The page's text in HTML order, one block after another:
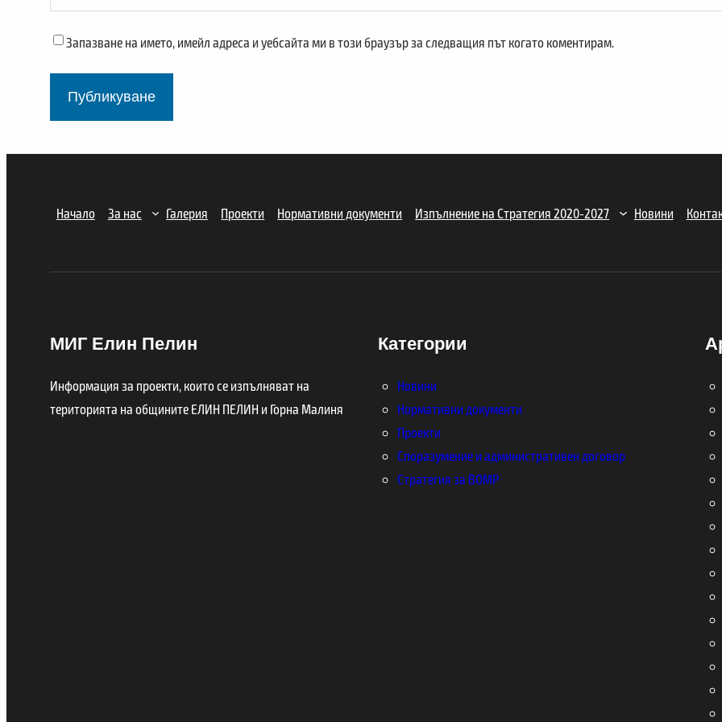
Запазване на името, имейл адреса и уебсайта ми в този браузър за следващия път когато коментирам.
Начало За нас Галерия Проекти Нормативни документи Изпълнение на Стратегия 2020-2027 Новини
МИГ Елин Пелин
Информация за проекти, които се изпълняват на
територията на общините ЕЛИН ПЕЛИН и Горна Малиня
Категории
Новини
Нормативни документи
Проекти
Споразумение и административен договор
Стратегия за ВОМР